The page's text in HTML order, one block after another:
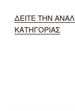
ΔΕΙΤΕ ΤΗΝ
ΚΑΤΗΓΟΡΙΑΣ